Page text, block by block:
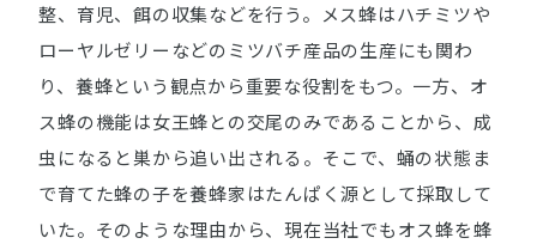
整、育児、餌の収集などを行う。メス蜂はハチミツや
ローヤルゼリーなどのミツバチ産品の生産にも関わ
り、養蜂という観点から重要な役割をもつ。一方、オ
ス蜂の機能は女王蜂との交尾のみであることから、成
虫になると巣から追い出される。そこで、蛹の状態ま
で育てた蜂の子を養蜂家はたんぱく源として採取して
いた。そのような理由から、現在当社でもオス蜂を蜂